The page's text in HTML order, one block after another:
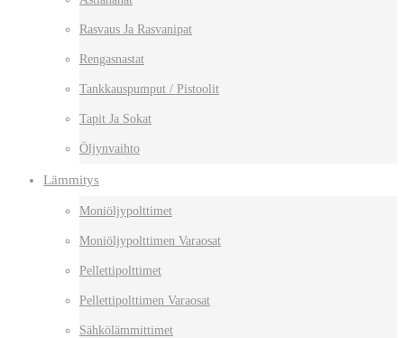
Rasvaus Ja Rasvanipat
Rengasnastat
Tankkauspumput / Pistoolit
Tapit Ja Sokat
Öljynvaihto
Lämmitys
Moniöljypolttimet
Moniöljypolttimen Varaosat
Pellettipolttimet
Pellettipolttimen Varaosat
Sähkölämmittimet